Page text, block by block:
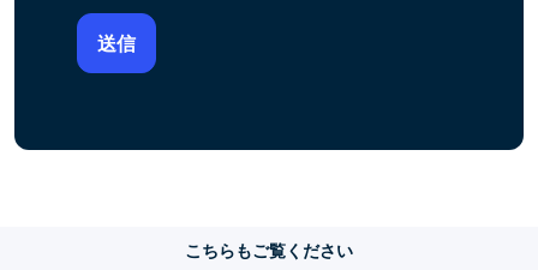
こちらもご覧ください